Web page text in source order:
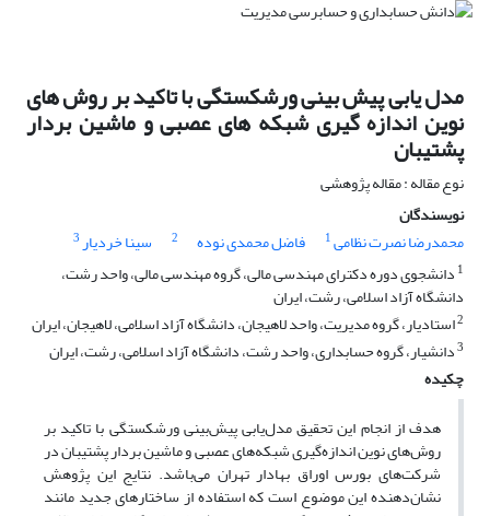
مدل یابی پیش بینی ورشکستگی با تاکید بر روش های
نوین اندازه گیری شبکه های عصبی و ماشین بردار
پشتیبان
نوع مقاله : مقاله پژوهشی
نویسندگان
محمدرضا نصرت نظامی1 فاضل محمدی نوده 2 سینا خردیار3
1 دانشجوی دوره دکترای مهندسی مالی، گروه مهندسی مالی، واحد رشت،
دانشگاه آزاد اسلامی، رشت، ایران
2استادیار، گروه مدیریت، واحد لاهیجان، دانشگاه آزاد اسلامی، لاهیجان، ایران
3دانشیار، گروه حسابداری، واحد رشت، دانشگاه آزاد اسلامی، رشت، ایران
چکیده
هدف از انجام این تحقیق مدل‌یابی پیش‌بینی ورشکستگی با تاکید بر
روش‌های نوین اندازه‌گیری شبکه‌های عصبی و ماشین بردار پشتیبان در
شرکت‌های بورس اوراق بهادار تهران می‌باشد. نتایج این پژوهش
نشان‌دهنده این موضوع است که استفاده از ساختارهای جدید مانند